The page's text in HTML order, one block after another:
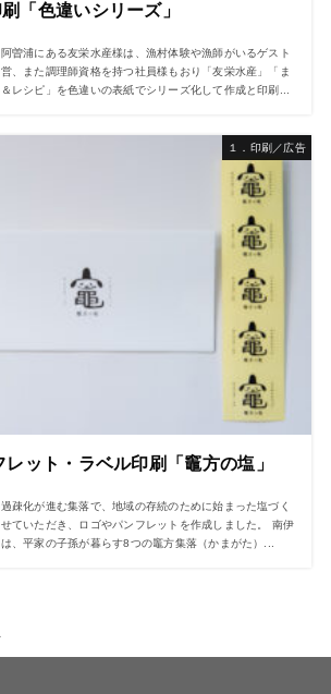
「色違いシリーズ」
曽浦にある友栄水産様は、漁村体験や漁師がいるゲスト
、また調理師資格を持つ社員様もおり「友栄水産」「ま
レシピ」を色違いの表紙でシリーズ化して作成と印刷...
１．印刷／広告
レット・ラベル印刷「竈方の塩」
疎化が進む集落で、地域の存続のために始まった塩づく
ていただき、ロゴやパンフレットを作成しました。 南伊
、平家の子孫が暮らす8つの竈方集落（かまがた）...